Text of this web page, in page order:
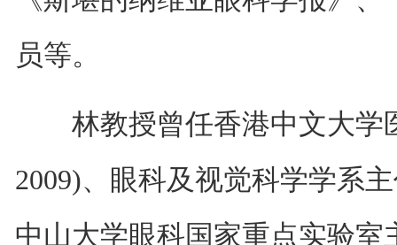
员等。
林教授曾任香港中文大学
2009)、眼科及视觉科学学系
中山大学眼科国家重点实验室